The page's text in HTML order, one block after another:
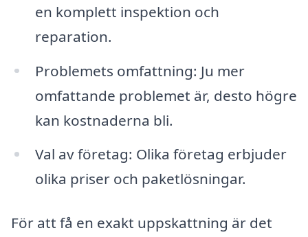
en komplett inspektion och
reparation.
Problemets omfattning: Ju mer
omfattande problemet är, desto högre
kan kostnaderna bli.
Val av företag: Olika företag erbjuder
olika priser och paketlösningar.
För att få en exakt uppskattning är det